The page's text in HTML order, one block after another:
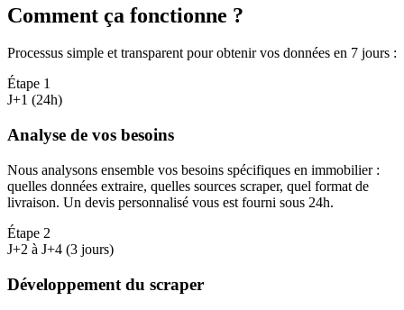
Comment ça fonctionne ?
Processus simple et transparent pour obtenir vos données en 7 jours :
Étape 1
J+1 (24h)
Analyse de vos besoins
Nous analysons ensemble vos besoins spécifiques en immobilier :
quelles données extraire, quelles sources scraper, quel format de
livraison. Un devis personnalisé vous est fourni sous 24h.
Étape 2
J+2 à J+4 (3 jours)
Développement du scraper